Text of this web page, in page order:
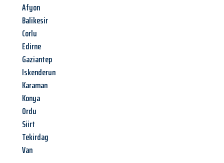
Afyon
Balikesir
Corlu
Edirne
Gaziantep
Iskenderun
Karaman
Konya
Ordu
Siirt
Tekirdag
Van